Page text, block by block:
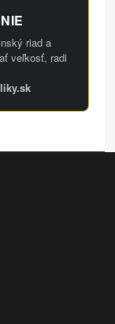
riad a
veľkosť, radi